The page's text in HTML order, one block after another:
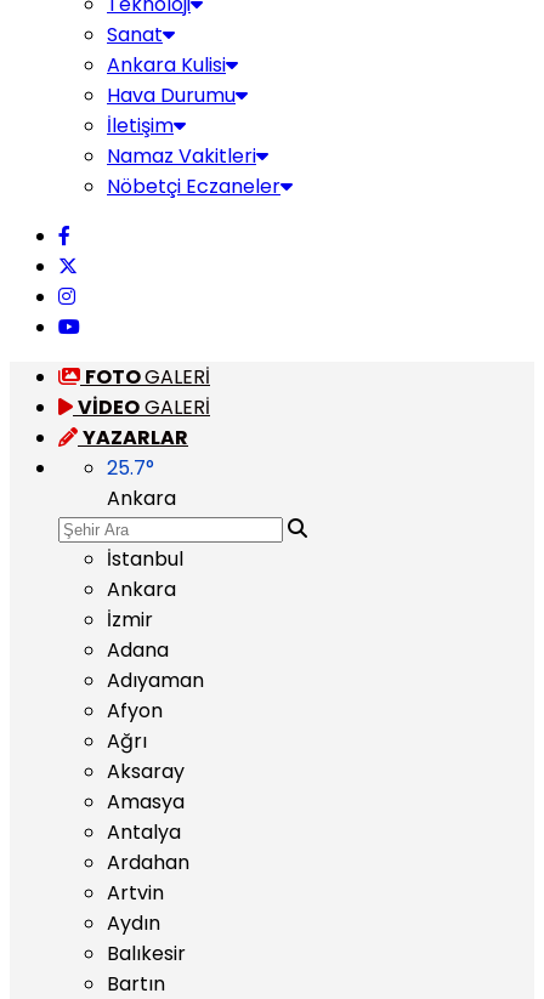
Sanat
Ankara Kulisi
Hava Durumu
İletişim
Namaz Vakitleri
Nöbetçi Eczaneler
FOTOGALERİ
VİDEOGALERİ
YAZARLAR
25.7°
Ankara
İstanbul
Ankara
İzmir
Adana
Adıyaman
Afyon
Ağrı
Aksaray
Amasya
Antalya
Ardahan
Artvin
Aydın
Balıkesir
Bartın